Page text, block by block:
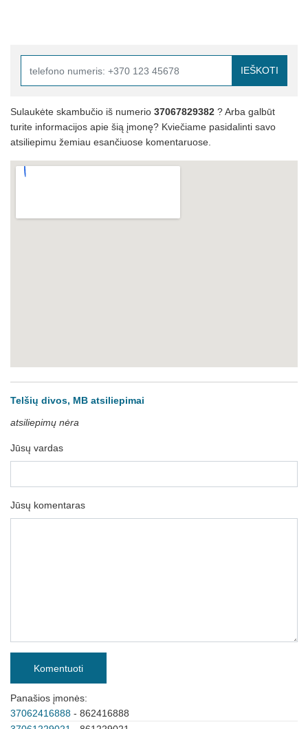
IEŠKOTI
Sulaukėte skambučio iš numerio 37067829382 ? Arba galbūt
turite informacijos apie šią įmonę? Kviečiame pasidalinti savo
atsiliepimu žemiau esančiuose komentaruose.
Telšių divos, MB atsiliepimai
atsiliepimų nėra
Jūsų vardas
Jūsų komentaras
Komentuoti
Panašios įmonės:
37062416888 - 862416888